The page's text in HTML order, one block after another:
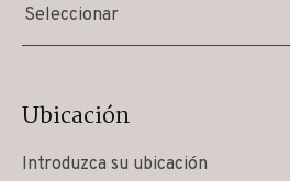
Seleccionar
Ubicación